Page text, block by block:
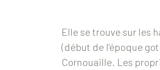
Elle se trouve sur les
(début de l’époque
Cornouaille. Les